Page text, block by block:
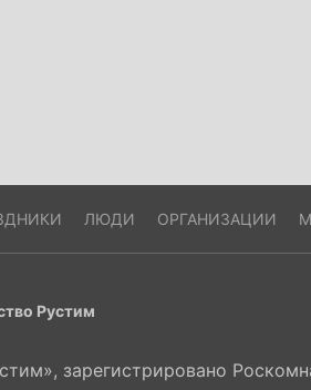
ЛЮДИ ОРГАНИЗАЦИИ
Рустим
зарегистрировано